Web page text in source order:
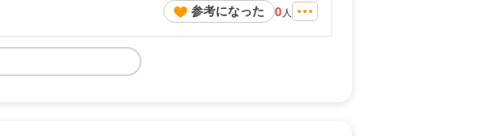
参考になった 0 人